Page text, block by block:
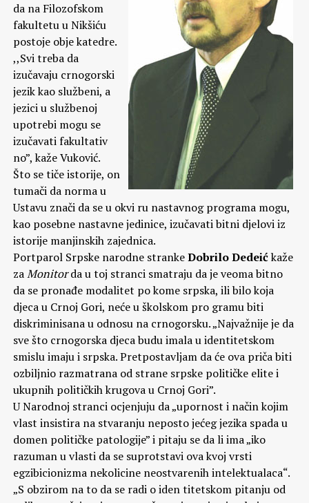
da na Filozofskom
fakultetu u Nikšiću
postoje obje katedre.
,,Svi treba da
izučavaju crnogorski
jezik kao službeni, a
jezici u službenoj
upotrebi mogu se
izučavati fakultativ
no”, kaže Vuković.
Što se tiče istorije, on
tumači da norma u
Ustavu znači da se u okvi ru nastavnog programa mogu,
kao posebne nastavne jedinice, izučavati bitni djelovi iz
istorije manjinskih zajednica.
Portparol Srpske narodne strankeDobrilo Dedeićkaže
zaMonitorda u toj stranci smatraju da je veoma bitno
da se pronađe modalitet po kome srpska, ili bilo koja
djeca u Crnoj Gori, neće u školskom pro gramu biti
diskriminisana u odnosu na crnogorsku. „Najvažnije je da
sve što crnogorska djeca budu imala u identitetskom
smislu imaju i srpska. Pretpostavljam da će ova priča biti
ozbiljnio razmatrana od strane srpske političke elite i
ukupnih političkih krugova u Crnoj Gori”.
U Narodnoj stranci ocjenjuju da „upornost i način kojim
vlast insistira na stvaranju neposto jećeg jezika spada u
domen političke patologije” i pitaju se da li ima „iko
razuman u vlasti da se suprotstavi ova kvoj vrsti
egzibicionizma nekolicine neostvarenih intelektualaca“.
„S obzirom na to da se radi o iden titetskom pitanju od